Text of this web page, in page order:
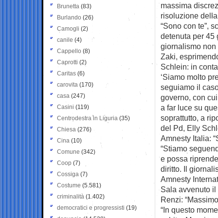
massima
risoluzione
“Sono con te”,
detenuta per 45
giornalismo non
Zaki,
Schlein: in
‘Siamo molto
seguiamo il
governo, con
a far luce su
soprattutto, a
del Pd, Elly
Amnesty Italia:
“Stiamo
e possa
diritto. Il
Amnesty
Sala avvenuto
Renzi:
“In questo
Brunetta (83)
Burlando (26)
Camogli (2)
canile (4)
Cappello (8)
Caprotti (2)
Caritas (6)
carovita (170)
casa (247)
Casini (119)
Centrodestra in Liguria (35)
Chiesa (276)
Cina (10)
Comune (342)
Coop (7)
Cossiga (7)
Costume (5.581)
criminalità (1.402)
democratici e progressisti (19)